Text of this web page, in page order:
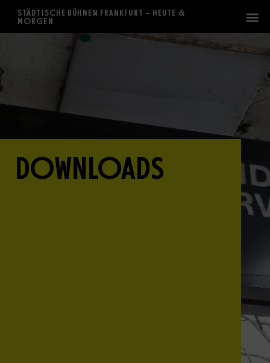
STÄDTISCHE BÜHNEN FRANKFURT – HEUTE &
MORGEN
DOWNLOADS